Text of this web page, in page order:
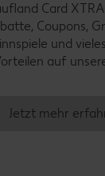
Card
Coupons,
und
auf
Jetzt mehr